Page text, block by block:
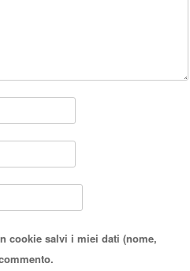
cookie salvi i miei dati (nome,